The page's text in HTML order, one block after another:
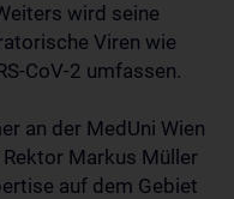
wird seine
Viren wie
CoV-2 umfassen.
an der MedUni Wien
Markus Müller
auf dem Gebiet